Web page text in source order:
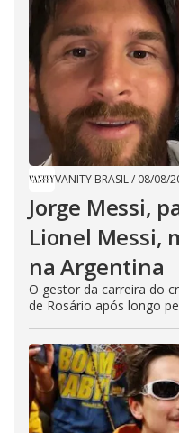
VANITY BRASIL/ 08/08/
Jorge Messi,
Lionel Messi,
na Argentina
O gestor da carreira do
de Rosário após longo